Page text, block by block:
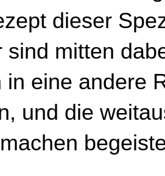
dieser
sind mitten
in eine andere
und die